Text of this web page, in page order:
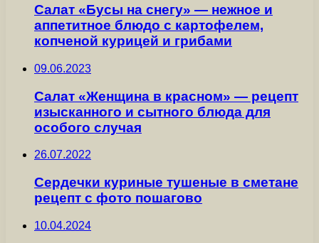
Салат «Бусы на снегу» — нежное и
аппетитное блюдо с картофелем,
копченой курицей и грибами
09.06.2023
Салат «Женщина в красном» — рецепт
изысканного и сытного блюда для
особого случая
26.07.2022
Сердечки куриные тушеные в сметане
рецепт с фото пошагово
10.04.2024